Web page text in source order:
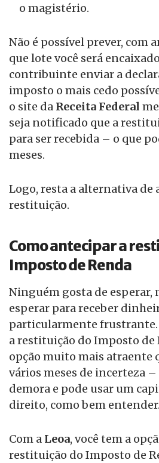
o magistério.
Não é possível prever, com
que lote você será
contribuinte enviar a
imposto o mais cedo
o site da Receita Federal
seja notificado que a
para ser recebida – o que
meses.
Logo, resta a alternativa de
restituição.
Como antecipar a
Imposto de Renda
Ninguém gosta de esperar,
esperar para receber
particularmente frustrante.
a restituição do Imposto de
opção muito mais atraente
vários meses de incerteza –
demora e pode usar um
direito, como bem entender.
Com a Leoa, você tem a
restituição do Imposto de